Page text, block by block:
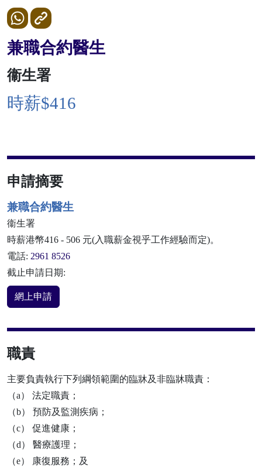
兼職合約醫生
衞生署
時薪$416
申請摘要
兼職合約醫生
衞生署
時薪港幣416 - 506 元(入職薪金視乎工作經驗而定)。
電話: 2961 8526
截止申請日期:
網上申請
職責
主要負責執行下列綱領範圍的臨牀及非臨牀職責：
（a） 法定職責；
（b） 預防及監測疾病；
（c） 促進健康；
（d） 醫療護理；
（e） 康復服務；及